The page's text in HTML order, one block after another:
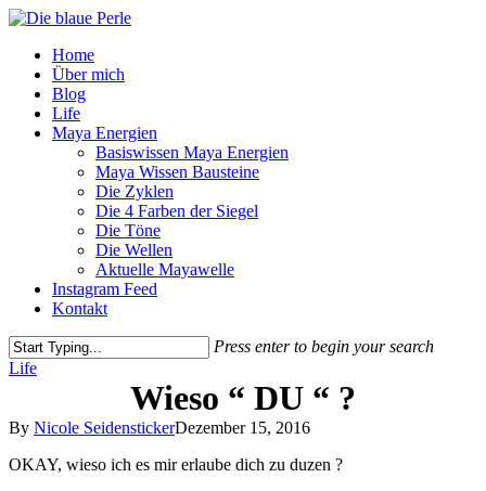
Skip
main
content
Menu
Home
Über mich
Blog
Life
Maya Energien
Basiswissen Maya Energien
Maya Wissen Bausteine
Die Zyklen
Die 4 Farben der Siegel
Die Töne
Die Wellen
Aktuelle Mayawelle
Instagram Feed
Kontakt
Press enter to begin your search
Close
Life
Wieso “ DU “ ?
By Nicole SeidenstickerDezember 15, 2016
OKAY, wieso ich es mir erlaube dich zu duzen ?